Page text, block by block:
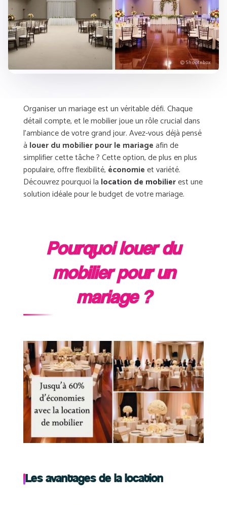
© Shootnbox
Organiser unmariageest un véritable défi. Chaque
détail compte, et le mobilier joue un rôle crucial dans
l’ambiance de votre grand jour. Avez-vous déjà pensé
à louer du mobilier pour le mariageafin de
simplifier cette tâche ? Cette option, de plus en plus
populaire, offreflexibilité, économieetvariété.
Découvrez pourquoi la location de mobilierest une
solution idéale pour le budget de votre mariage.
Pourquoi louer du
mobilier pour un
mariage ?
Les avantages de la location